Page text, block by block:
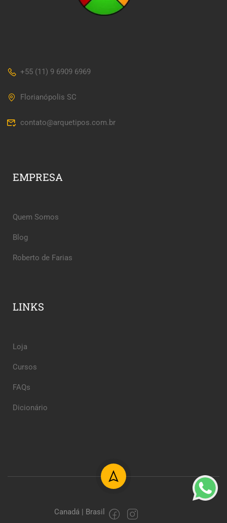
+55 (11) 9 6909 6969
Florianópolis SC
contato@arquetipos.com.br
EMPRESA
Quem Somos
Blog
Roberto de Farias
LINKS
Loja
Cursos
FAQs
Dicionário
Canadá | Brasil